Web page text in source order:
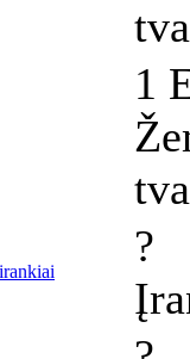
1
?